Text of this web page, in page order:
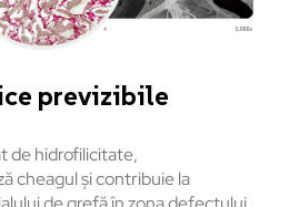
previzibile
de hidrofilicitate,
cheagul și contribuie la